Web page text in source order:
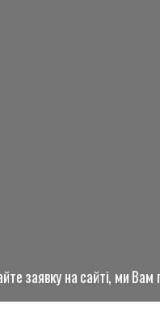
заявку на сайті, ми